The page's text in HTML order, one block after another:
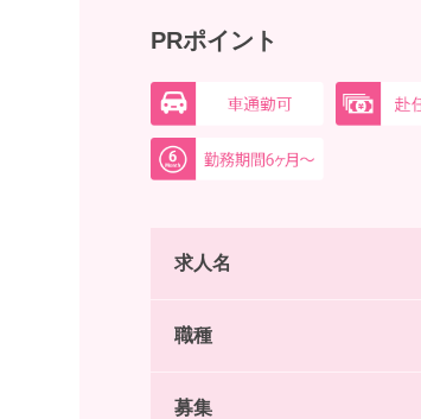
PRポイント
求人名
職種
募集